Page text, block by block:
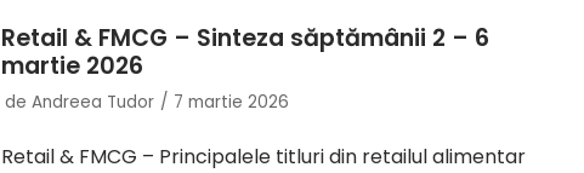
Retail & FMCG – Sinteza săptămânii 2 – 6
martie 2026
de Andreea Tudor 7 martie 2026
Retail & FMCG – Principalele titluri din retailul alimentar